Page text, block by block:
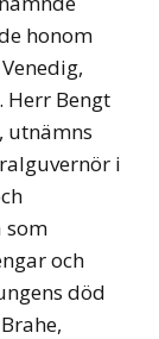
honom
Herr Bengt
utnämns
i
som
och
död